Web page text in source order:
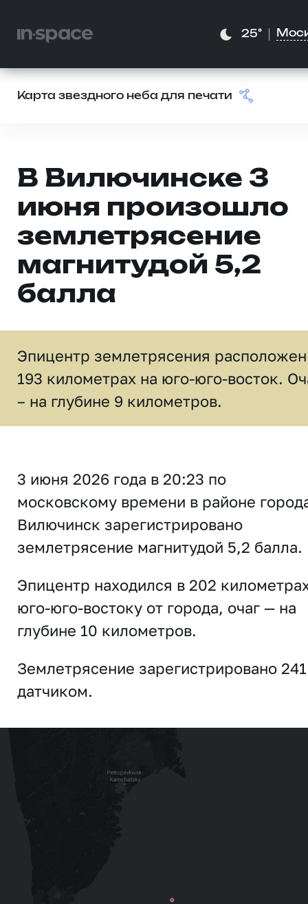
25°
Карта звездного неба для печати
В Вилючинске 3
июня произошло
землетрясение
магнитудой 5,2
балла
Эпицентр землетрясения
193 километрах на юго-юго-восток.
– на глубине 9 километров.
3 июня 2026 года в 20:23 по
московскому времени в районе
Вилючинск зарегистрировано
землетрясение магнитудой 5,2 балла.
Эпицентр находился в 202
юго-юго-востоку от города, очаг — на
глубине 10 километров.
Землетрясение зарегистрировано 241
датчиком.